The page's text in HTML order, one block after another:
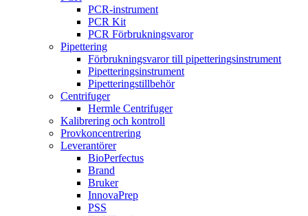
PCR-instrument
PCR Kit
PCR Förbrukningsvaror
Pipettering
Förbrukningsvaror till pipetteringsinstrument
Pipetteringsinstrument
Pipetteringstillbehör
Centrifuger
Hermle Centrifuger
Kalibrering och kontroll
Provkoncentrering
Leverantörer
BioPerfectus
Brand
Bruker
InnovaPrep
PSS